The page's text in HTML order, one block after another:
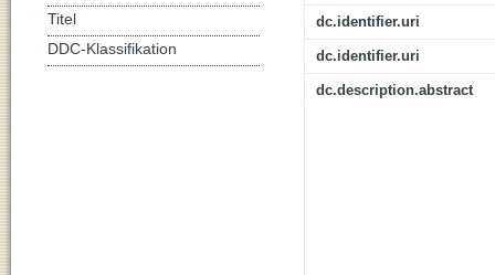
dc.identifier.uri
dc.identifier.uri
dc.description.abstract
Titel
DDC-Klassifikation